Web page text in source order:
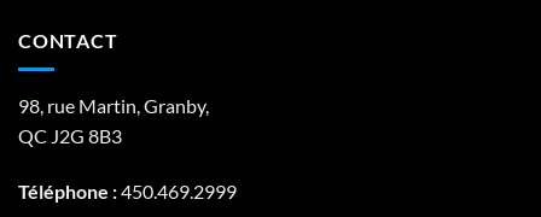
CONTACT
98, rue Martin, Granby,
QC J2G 8B3
Téléphone :450.469.2999